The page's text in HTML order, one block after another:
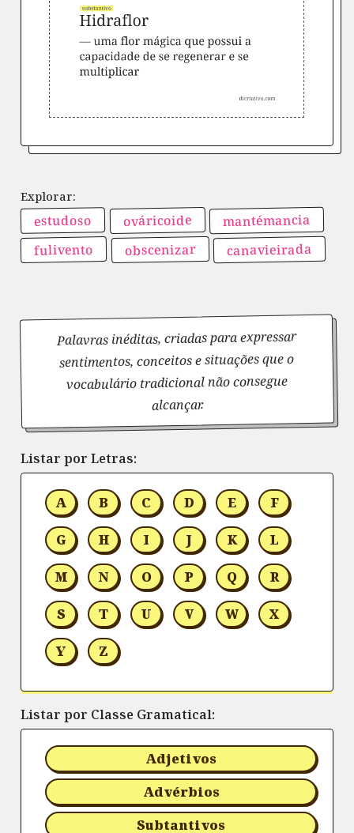
estudoso ováricoide mantémancia
fulivento obscenizar canavieirada
Palavras inéditas, criadas para expressar
sentimentos, conceitos e situações que o
vocabulário tradicional não consegue
alcançar.
Listar por Letras:
A B C D E F
G H I J K L
M N O P Q R
S T U V W X
Y Z
Listar por Classe Gramatical:
Adjetivos
Advérbios
Subtantivos